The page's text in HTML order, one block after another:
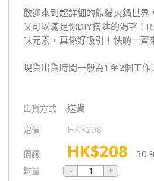
歡迎來到超詳細的熊貓火鍋世
又可以滿足你DIY搭建的渴望！
味元素，真係好吸引！快啲一齊
現貨出貨時間一般為1至2個工作
出貨方式 送貨
定價 HK$298
價錢 HK$208 30
數量